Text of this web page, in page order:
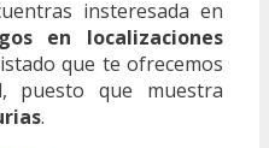
insteresada en
en localizaciones
que te ofrecemos
puesto que muestra
.